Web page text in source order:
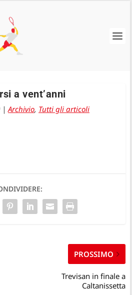
a vent’anni
|Archivio, Tutti gli articoli
PROSSIMO
Trevisan in finale a
Caltanissetta